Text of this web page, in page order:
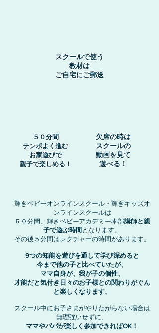
スクールで使う
教材は
​ご自宅にご郵送
５０分間
テンポよく進む
お家遊びで
​親子で楽しめる！
欠席の時は
スクールの
動画を見て
遊べる！
​輝きベビーオンラインスクール・輝きキッズオ
ンラインスクールは
５０分間、輝きベビーアカデミー本部講師と親
子で遊ぶ時間 となります。
その後５分間はレクチャーの時間があります。
9つの知能を遊びを通して学び深めると
今まで他の子と比べていたが、
ママ自身が、我が子の個性、
才能だと気付き日々のお子様との関わりがぐん
と楽しくなります。
スクール中にお子さまがやりたがらない場合は
無理強いせずに、
ママやパパが楽しく参加できればOK！